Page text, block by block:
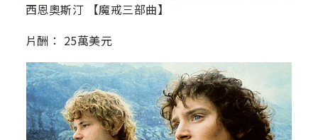
西恩奧斯汀 【魔戒三部曲】
片酬： 25萬美元